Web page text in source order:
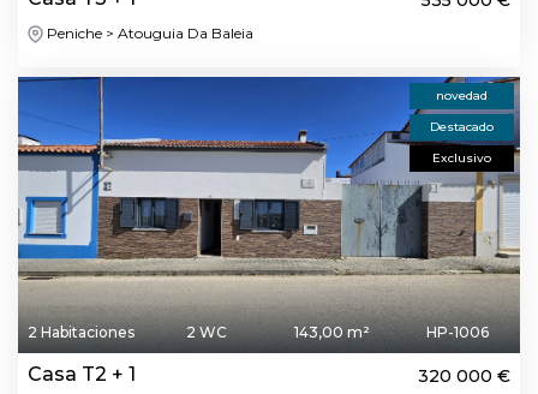
Peniche > Atouguia Da Baleia
novedad
Destacado
Exclusivo
2 Habitaciones 2 WC 143,00 m² HP-1006
Casa T2 + 1 320 000 €